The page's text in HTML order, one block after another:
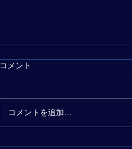
コメント
コメントを追加…